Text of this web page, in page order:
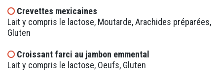
Crevettes mexicaines
Lait y compris le lactose, Moutarde, Arachides préparées,
Gluten
Croissant farci au jambon emmental
Lait y compris le lactose, Oeufs, Gluten